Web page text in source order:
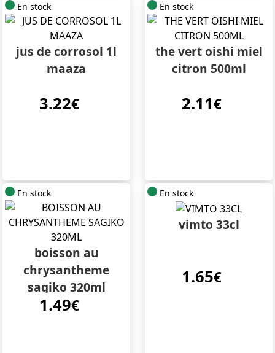
En stock
jus de corrosol 1l
maaza
3.22€
En stock
the vert oishi miel
citron 500ml
2.11€
En stock
boisson au
chrysantheme
sagiko 320ml
1.49€
En stock
vimto 33cl
1.65€